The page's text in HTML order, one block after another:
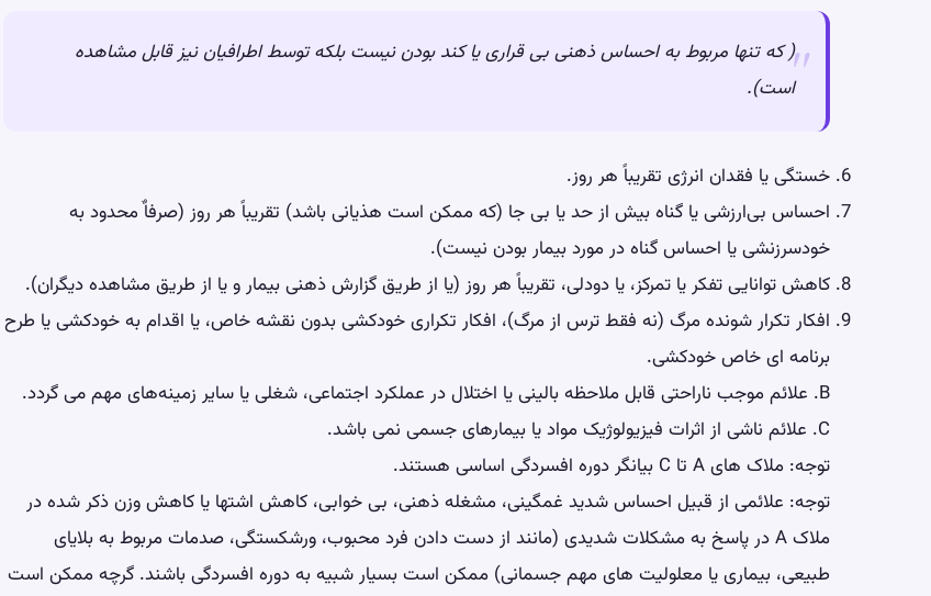
( که تنها مربوط به احساس ذهنی بی قراری یا کند بودن نیست بلکه توسط اطرافیان نیز قابل مشاهده
است).
خستگی یا فقدان انرژی تقریباً هر روز.
احساس بی‌ارزشی یا گناه بیش از حد یا بی جا (که ممکن است هذیانی باشد) تقریباً هر روز (صرفاٌ محدود به
خودسرزنشی یا احساس گناه در مورد بیمار بودن نیست).
کاهش توانایی تفکر یا تمرکز، یا دودلی، تقریباً هر روز (یا از طریق گزارش ذهنی بیمار و یا از طریق مشاهده دیگران).
افکار تکرار شونده مرگ (نه فقط ترس از مرگ)، افکار تکراری خودکشی بدون نقشه خاص، یا اقدام به خودکشی یا طرح
برنامه ای خاص خودکشی.
B. علائم موجب ناراحتی قابل ملاحظه بالینی یا اختلال در عملکرد اجتماعی، شغلی یا سایر زمینه‌های مهم می گردد.
C. علائم ناشی از اثرات فیزیولوژیک مواد یا بیمارهای جسمی نمی باشد.
توجه: ملاک‌ های A تا C بیانگر دوره افسردگی اساسی هستند.
توجه: علائمی از قبیل احساس شدید غمگینی، مشغله ذهنی، بی خوابی، کاهش اشتها یا کاهش وزن ذکر شده در
ملاک A در پاسخ به مشکلات شدیدی (مانند از دست دادن فرد محبوب، ورشکستگی، صدمات مربوط به بلایای
طبیعی، بیماری یا معلولیت های مهم جسمانی) ممکن است بسیار شبیه به دوره افسردگی باشند. گرچه ممکن است